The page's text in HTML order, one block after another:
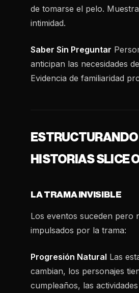
de tomarse el pelo.
intimidad.
Saber Sin Preguntar
anticipan las necesidades
Evidencia de familiaridad
ESTRUCTURANDO
HISTORIAS SLICE
LA TRAMA INVISIBLE
Los eventos suceden pero
impulsados por la trama:
Progresión Natural Las
cambian, los personajes
cumpleaños, las